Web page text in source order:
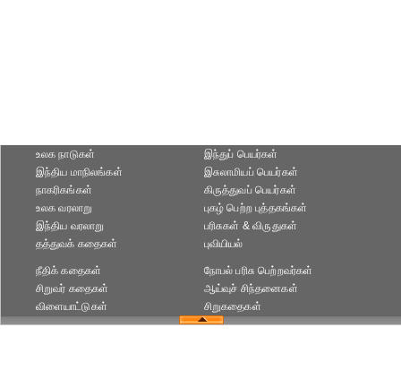
உலக நாடுகள்
இந்திய மாநிலங்கள்
நாகரிகங்கள்
இந்துப் பெயர்கள்
இசுலாமியப் பெயர்கள்
கிருத்துவப் பெயர்கள்
உலக வரலாறு
இந்திய வரலாறு
தத்துவக் கதைகள்
புகழ் பெற்ற புத்தகங்கள்
பரிசுகள் & விருதுகள்
புவியியல்
நீதிக் கதைகள்
சிறுவர் கதைகள்
விளையாட்டுகள்
நோபல் பரிசு‎ பெற்றவர்‎கள்
ஆய்வுச் சிந்தனைகள்
சிறுகதைகள்